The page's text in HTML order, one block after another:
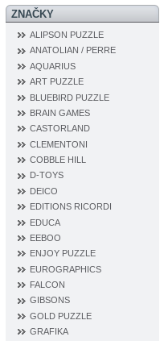
ZNAČKY
ALIPSON PUZZLE
ANATOLIAN / PERRE
AQUARIUS
ART PUZZLE
BLUEBIRD PUZZLE
BRAIN GAMES
CASTORLAND
CLEMENTONI
COBBLE HILL
D‐TOYS
DEICO
EDITIONS RICORDI
EDUCA
EEBOO
ENJOY PUZZLE
EUROGRAPHICS
FALCON
GIBSONS
GOLD PUZZLE
GRAFIKA